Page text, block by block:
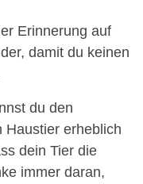
Erinnerung auf
damit du keinen
du den
Haustier erheblich
dein Tier die
immer daran,